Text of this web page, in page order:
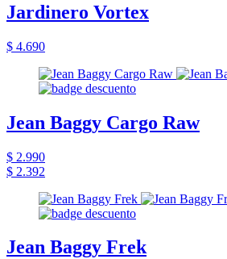
Jardinero Vortex
$ 4.690
Jean Baggy Cargo Raw
$ 2.990
$ 2.392
Jean Baggy Frek